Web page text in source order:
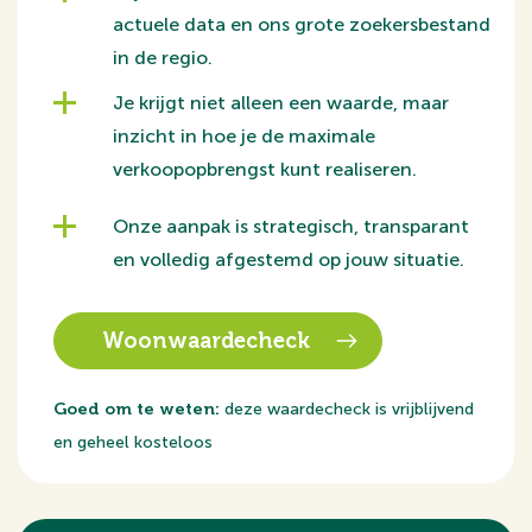
Historische ligging met levendige omgeving
De appartementen liggen in een van de meest geliefde
delen van de binnenstad van Amersfoort. Achter de
Kamp kenmerkt zich door haar authentieke uitstraling,
geschiedenis van de stad benadrukken.
restaurants, unieke boetiekjes en speciaalzaken,
culturele hotspots en historische
bezienswaardigheden. Het bruisende stadsleven
gecombineerd met rustige woonstraten.
actuele data en ons grote zoekersbestand
in de regio.
Je krijgt niet alleen een waarde, maar
inzicht in hoe je de maximale
verkoopopbrengst kunt realiseren.
Onze aanpak is strategisch, transparant
en volledig afgestemd op jouw situatie.
Woonwaardecheck
Goed om te weten: deze waardecheck is vrijblijvend
en geheel kosteloos